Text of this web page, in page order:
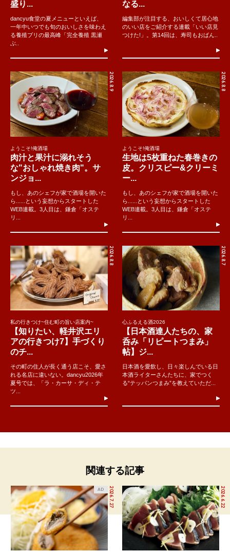
盛り...
dancyu食堂の夏メニューといえば、
一年中いつでも旬のおいしさを味わえ
る養殖ブリの最高峰「完全養殖 黒瀬
ぶ..
なる...
編集部が注目する、おいしくて居心地
のいい店をご紹介する連載「いい店見
つけた!」。第14回は、寿司もおばん..
2026.8.9
ようこそ!俺酒場
肉汁と果汁に溺れそう
な"おしゃれ焼き肉"。サ
ンジョ...
もし、あのシェフが家で酒場を開いた
ら......という妄想からスタートした
WEB連載。3人目は、鎌倉「オステ
リ...
2026.8.8
ようこそ!俺酒場
生地は5枚重ねた春巻きの
皮。クリスピー&クリーミ
ー...
もし、あのシェフが家で酒場を開いた
ら......という妄想からスタートした
WEB連載。3人目は、鎌倉「オステ
リ...
2026.8.8
私の行きつけ~住む町の旨い店案内~
【知りたい、軽井沢エリ
アの行きつけ7】手づくり
のチ...
その町の住人が長く通う店こそ、愛さ
れる名店に違いない。dancyu2026年
夏号では、「ラ・カーサ・ディ・テ
ツ...
2026.8.7
心ふるえる酒2026
【日本酒達人たちの、家
呑み「リピートつまみ」
帖】ジ...
日本酒を愛飲し、日々楽しんでいる日
本酒ライターさんたちに、家でつく
る“テッパンつまみ”を教えていただ...
関連する記事
2026.7.27
AD 2026.6.22